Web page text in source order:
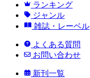
ランキング
ジャンル
雑誌・レーベル
よくある質問
お問い合わせ
新刊一覧